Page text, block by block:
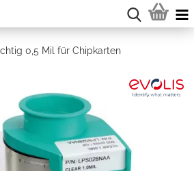
0,5 Mil für Chipkarten